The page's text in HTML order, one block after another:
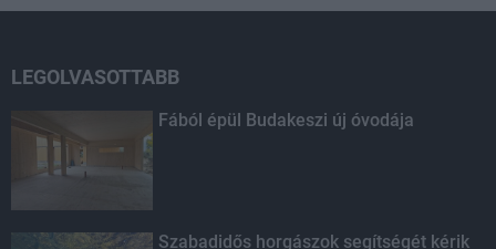
LEGOLVASOTTABB
Fából épül Budakeszi új óvodája
Szabadidős horgászok segítségét kérik